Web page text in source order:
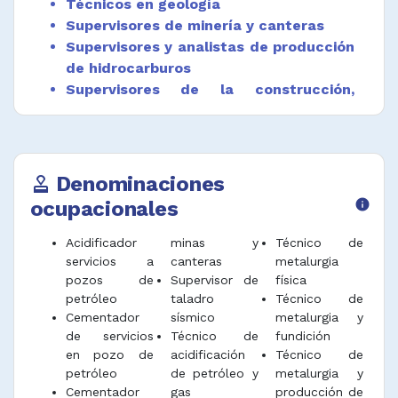
subterráneas.
Monitorear, operar y controlar, continuamente
los procesos principales (de acuerdo a lo
establecido en la planilla de toma de datos
los productos.
Supervisar los aspectos técnicos y
construcción, instalación, operación,
mantenimiento y reparación de las
instalaciones de almacenamiento, el
transporte exploración, la extracción de
petróleo y gas natural y el procesamiento de
minerales.
Operar sistemas de bombeo hidráulico para
inyectar químicos, gases, arena, cemento y
Técnicos en geología
Supervisores de minería y canteras
Supervisores y analistas de producción
de hidrocarburos
Supervisores de la construcción,
maestros generales de obra,
Labrantes, tronzadores y grabadores
de piedra
Barnizadores y afines
Dinamiteros y pegadores
Mineros y canteros
Operadores de servicios e
instalaciones mineras
Operadores de equipo pesado de
minería
Operadores de instalaciones de
procesamiento de minerales y rocas
Perforadores de pozos de agua
approval Denominaciones
ocupacionales
info
Acidificador
servicios a
pozos de
petróleo
Cementador
de servicios
en pozo de
petróleo
Cementador
minas y
canteras
Supervisor de
taladro
sísmico
Técnico de
acidificación
de petróleo y
gas
Técnico de
metalurgia
física
Técnico de
metalurgia y
fundición
Técnico de
metalurgia y
producción de